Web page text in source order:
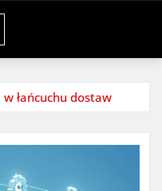
łańcuchu dostaw